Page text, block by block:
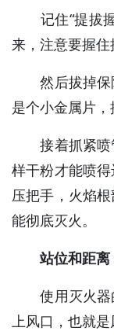
记住“提拔握
来，注意要握住
然后拔掉保
是个小金属片，
接着抓紧喷
样干粉才能喷
压把手，火焰
能彻底灭火。
站位和距离
使用灭火器
上风口，也就是